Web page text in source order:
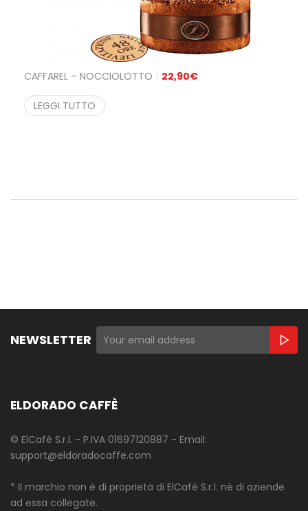
CAFFAREL – NOCCIOLOTTO 22,90€
LEGGI TUTTO
NEWSLETTER
ELDORADO CAFFÈ
© ElCafé S.r.l. - P.IVA 01697120887 - Email:
support@eldoradocaffe.com
* Il marchio non è di proprietà di ElCafè S.r.l. né di aziende
ad essa collegate.